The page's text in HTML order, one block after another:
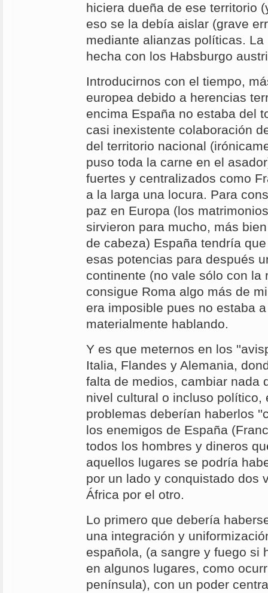
hiciera dueña de ese territorio
eso se la debía aislar (grave
mediante alianzas políticas.
hecha con los Habsburgo
Introducirnos con el tiempo,
europea debido a herencias
encima España no estaba del
casi inexistente colaboración
del territorio nacional
puso toda la carne en el
fuertes y centralizados como
a la larga una locura. Para
paz en Europa (los
sirvieron para mucho, más
de cabeza) España tendría
esas potencias para después
continente (no vale sólo con la
consigue Roma algo más de
era imposible pues no estaba
materialmente hablando.
Y es que meternos en los
Italia, Flandes y Alemania,
falta de medios, cambiar nada
nivel cultural o incluso político,
problemas deberían haberlos
los enemigos de España
todos los hombres y dineros
aquellos lugares se podría
por un lado y conquistado dos
África por el otro.
Lo primero que debería
una integración y
española, (a sangre y fuego si
en algunos lugares, como
península), con un poder